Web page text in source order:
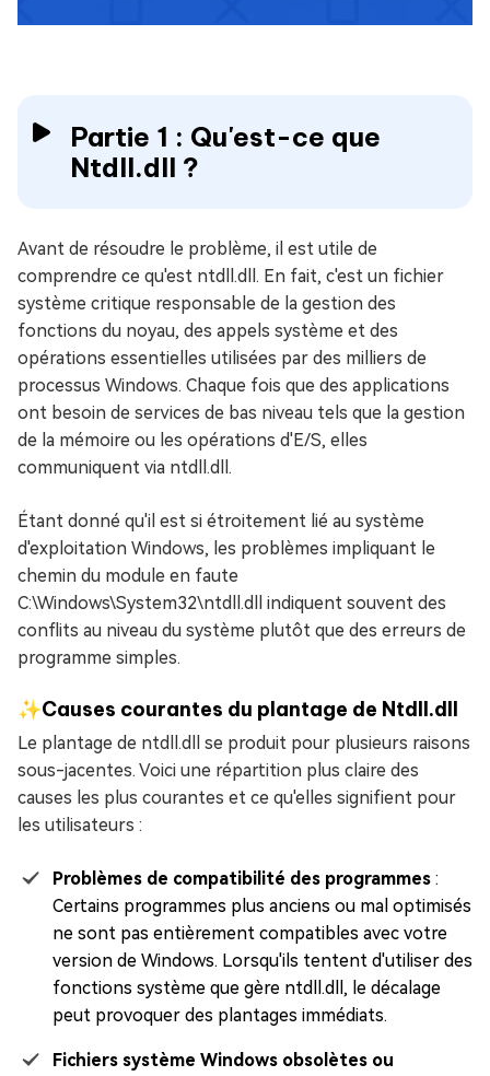
Partie 1 : Qu'est-ce que
Ntdll.dll ?
Avant de résoudre le problème, il est utile de
comprendre ce qu'est ntdll.dll. En fait, c'est un fichier
système critique responsable de la gestion des
fonctions du noyau, des appels système et des
opérations essentielles utilisées par des milliers de
processus Windows. Chaque fois que des applications
ont besoin de services de bas niveau tels que la gestion
de la mémoire ou les opérations d'E/S, elles
communiquent via ntdll.dll.
Étant donné qu'il est si étroitement lié au système
d'exploitation Windows, les problèmes impliquant le
chemin du module en faute
C:\Windows\System32\ntdll.dll indiquent souvent des
conflits au niveau du système plutôt que des erreurs de
programme simples.
✨Causes courantes du plantage de Ntdll.dll
Le plantage de ntdll.dll se produit pour plusieurs raisons
sous-jacentes. Voici une répartition plus claire des
causes les plus courantes et ce qu'elles signifient pour
les utilisateurs :
Problèmes de compatibilité des programmes :
Certains programmes plus anciens ou mal optimisés
ne sont pas entièrement compatibles avec votre
version de Windows. Lorsqu'ils tentent d'utiliser des
fonctions système que gère ntdll.dll, le décalage
peut provoquer des plantages immédiats.
Fichiers système Windows obsolètes ou